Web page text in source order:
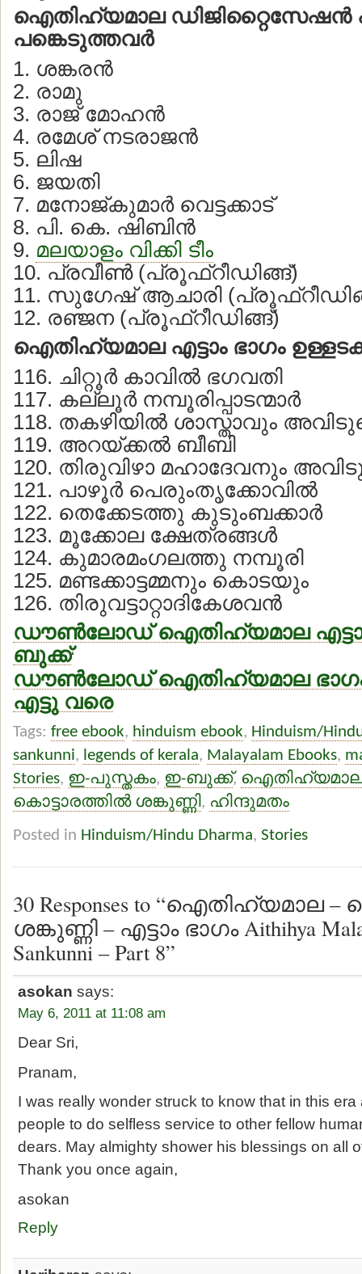
ഐതിഹ്യമാല ഡിജിറ്റൈസേഷന്‍
പങ്കെടുത്തവര്‍
1. ശങ്കരന്‍
2. രാമു
3. രാജ് മോഹന്‍
4. രമേശ് നടരാജന്‍
5. ലിഷ
6. ജയതി
7. മനോജ്കുമാര്‍ വെട്ടക്കാട്
8. പി. കെ. ഷിബിന്‍
9. മലയാളം വിക്കി ടീം
10. പ്രവീണ്‍ (പ്രൂഫ്റീഡിങ്ങ്)
11. സുഗേഷ് ആചാരി
12. രഞ്ജന (പ്രൂഫ്റീഡിങ്ങ്)
ഐതിഹ്യമാല എട്ടാം ഭാഗം
116. ചിറ്റൂര്‍ കാവില്‍ ഭഗവതി
117. കല്ലൂര്‍ നമ്പൂരിപ്പാടന്മാര്‍
118. തകഴിയില്‍ ശാസ്താവും
119. അറയ്ക്കല്‍ ബീബി
120. തിരുവിഴാ മഹാദേവനും
121. പാഴൂര്‍ പെരുംതൃക്കോവില്‍
122. തെക്കേടത്തു കുടുംബക്കാര്‍
123. മൂക്കോല ക്ഷേത്രങ്ങള്‍
124. കുമാരമംഗലത്തു നമ്പൂരി
125. മണ്ടക്കാട്ടമ്മനും കൊടയും
126. തിരുവട്ടാറ്റാദികേശവന്‍
ഡൗണ്‍ലോഡ് ഐതിഹ്യമാല എട്ടാം
ബുക്ക്‘
ഡൗണ്‍ലോഡ് ഐതിഹ്യമാല
എട്ടു വരെ
Tags: free ebook, hinduism ebook, Hinduism/
sankunni, legends of kerala, Malayalam Ebooks,
Stories, ഇ-പുസ്തകം, ഇ-ബുക്ക്,
കൊട്ടാരത്തില്‍ ശങ്കുണ്ണി , ഹിന്ദുമതം
Posted in Hinduism/Hindu Dharma, Stories
30 Responses to “ഐതിഹ്യമാല –
ശങ്കുണ്ണി – എട്ടാം ഭാഗം Aithihya
Sankunni – Part 8”
asokan says:
May 6, 2011 at 11:08 am
Dear Sri,
Pranam,
I was really wonder struck to know that in this
people to do selfless service to other fellow
dears. May almighty shower his blessings on all
Thank you once again,
asokan
Reply